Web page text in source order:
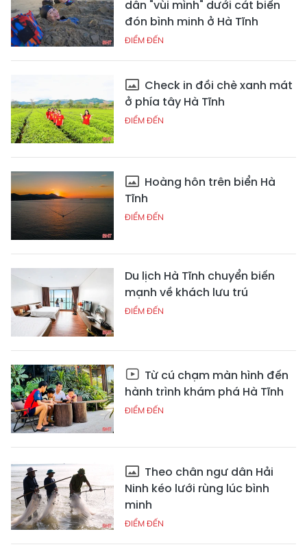
dân "vùi mình" dưới cát biển
đón bình minh ở Hà Tĩnh
ĐIỂM ĐẾN
Check in đồi chè xanh mát
ở phía tây Hà Tĩnh
ĐIỂM ĐẾN
Hoàng hôn trên biển Hà
Tĩnh
ĐIỂM ĐẾN
Du lịch Hà Tĩnh chuyển biến
mạnh về khách lưu trú
ĐIỂM ĐẾN
Từ cú chạm màn hình đến
hành trình khám phá Hà Tĩnh
ĐIỂM ĐẾN
Theo chân ngư dân Hải
Ninh kéo lưới rùng lúc bình
minh
ĐIỂM ĐẾN